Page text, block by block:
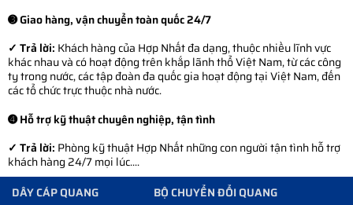
➌ Giao hàng, vận chuyển toàn quốc 24/7
✓ Trả lời: Khách hàng của Hợp Nhất đa dạng, thuộc nhiều lĩnh vực
khác nhau và có hoạt động trên khắp lãnh thổ Việt Nam, từ các công
ty trong nước, các tập đoàn đa quốc gia hoạt động tại Việt Nam, đến
các tổ chức trực thuộc nhà nước.
➍ Hỗ trợ kỹ thuật chuyên nghiệp, tận tình
✓ Trả lời: Phòng kỹ thuật Hợp Nhất những con người tận tình hỗ trợ
khách hàng 24/7 mọi lúc....
DÂY CÁP QUANG
BỘ CHUYỂN ĐỔI QUANG